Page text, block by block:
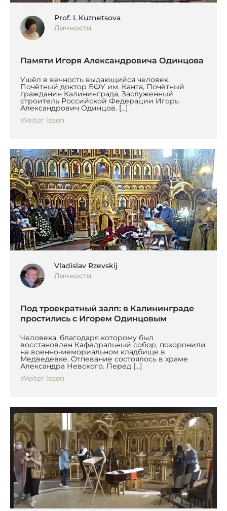
Prof. I. Kuznetsova
Личности
Памяти Игоря Александровича Одинцова
Ушёл в вечность выдающийся человек,
Почётный доктор БФУ им. Канта, Почётный
гражданин Калининграда, Заслуженный
строитель Российской Федерации Игорь
Александрович Одинцов. […]
Weiter lesen
Vladislav Rzevskij
Личности
Под троекратный залп: в Калининграде
простились с Игорем Одинцовым
Человека, благодаря которому был
восстановлен Кафедральный собор, похоронили
на военно-мемориальном кладбище в
Медведевке. Отпевание состоялось в храме
Александра Невского. Перед […]
Weiter lesen